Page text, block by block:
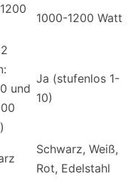
1000-1200 Watt
und
Ja (stufenlos 1-
10)
Schwarz, Weiß,
Rot, Edelstahl